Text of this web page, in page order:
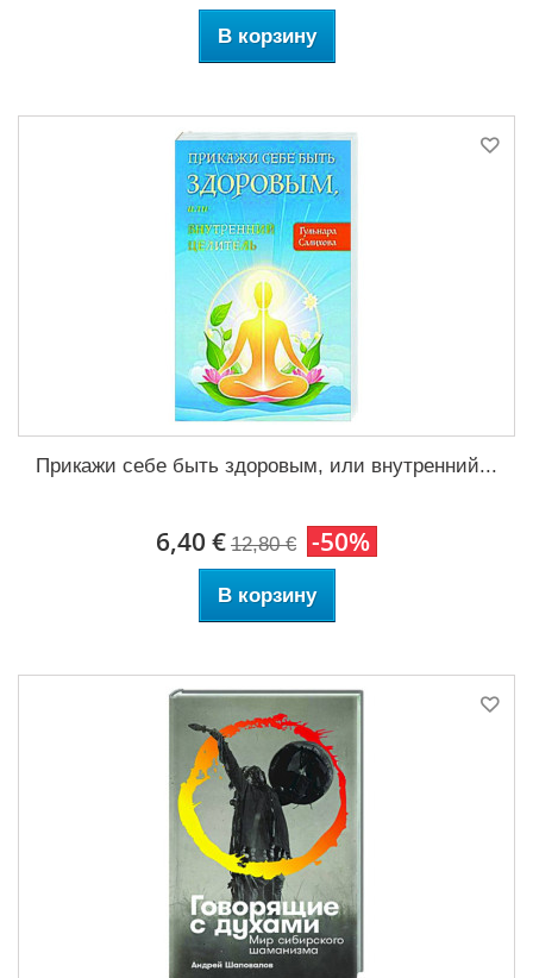
В корзину
Прикажи себе быть здоровым, или внутренний...
6,40 € 12,80 € -50%
В корзину